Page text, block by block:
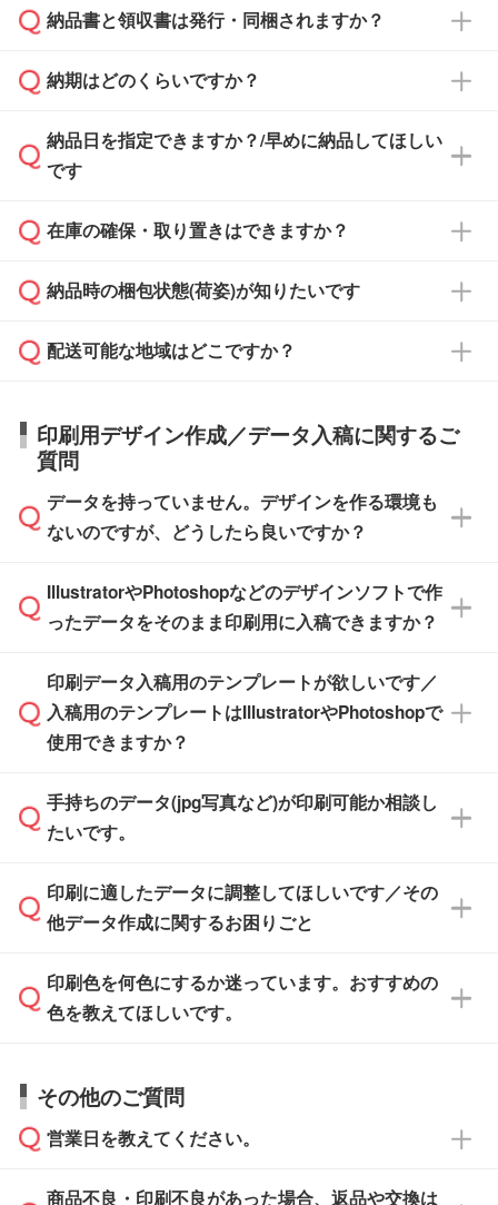
基本的には先入金をお願いしておりますが、自
どの場合は、月末締め翌月末払いに対応可能で
また、卒業・卒園記念品で対策委員会や個人様
校や幼稚園・保育園であれば、同様の条件でご
ご希望の際は担当スタッフまでお気軽にご相談
ください。
納品書と領収書は発行・同梱されますか？
納品書・領収書は ご依頼をいただいた場合の
ず、通常はPDFデータをメール添付でお送りし
ます。
たは注文フォームの『ご注文に関する備考欄』
納期はどのくらいですか？
・印刷する場合(500個程度)
ご入金、イメージ画像の校了から約2週間～2
ご入金確認後、1～2営業日で出荷いたしま
タッフまでお問い合わせください。
ル」に注文予定日をご入力いただくと、おおよ
その締切日や出荷目安をご確認いただけます。
品が決まりましたらお早めのご発注をお願いい
たします。
※土日祝日を除く営業日換算です。
※沖縄・離島は追加日数がかかります。
納品日を指定できますか？/早めに納品してほしい
です
ご希望の納期がある場合は、お問い合わせ・お
い。
応が可能かご案内いたします。
す。>>対象商品はこちら
※最短出荷日は商品によって異なります。各商
品ページにてご確認ください
在庫の確保・取り置きはできますか？
ご入金確認後に在庫を確保し、注文確定のご連
はできかねますので予めご了承ください。
納品時の梱包状態(荷姿)が知りたいです
商品によって異なります。各ページにある商品
す。(白箱、化粧箱、ブリスターパックなど)
【袋入り】 商品がひとつずつ袋に入っていま
す。(透明袋、デザイン袋など)
【個包装なし】 個包装がされていない状態で
※化粧箱から白箱への入れ替えや、オリジナル
箱の作成は原則承っておりません。
配送可能な地域はどこですか？
日本全国へお届けが可能です。なお、海外への
直接納品は行っておりませんので予めご了承く
ださい。
印刷用デザイン作成／データ入稿に関するご
質問
データを持っていません。デザインを作る環境も
ないのですが、どうしたら良いですか？
無料の「デザインシミュレーター」を使えば、
PCやスマホから簡単にデザインを作成できま
ザインソフトがなくても安心です。
また、「データ作成サービス
せいただければ、弊社にて無料でデザインデー
タを1点作成いたします。
IllustratorやPhotoshopなどのデザインソフトで作
ったデータをそのまま印刷用に入稿できますか？
IllustratorやPhotoshop、CLIP STUDIOなどのデ
ザインソフトでこだわりのデザインを作成した
い方は、完全データ入稿
積・ご注文フォームにアップロードしてご入稿
ください。
ご入稿後は経験豊富なスタッフがデータに不備
がないかチェックし、お客様と確認してから印
刷に進みますので、ご安心ください。
印刷データ入稿用のテンプレートが欲しいです／
入稿用のテンプレートはIllustratorやPhotoshopで
使用できますか？
一部商品は入稿用テンプレートのご用意があり
ます。各商品ページの『印刷方法・テンプレー
入稿用のテンプレートはPDF形式ですが、
IllustratorやPhotoshopで開いてご利用いただけ
方」をご確認ください。
手持ちのデータ(jpg写真など)が印刷可能か相談し
たいです。
印刷に適したデータ・解像度かどうか、担当ス
タッフが事前に確認いたします。
ムへ添付いただくか、担当スタッフ宛にメール
でお送りください。
い合わせください。
なお、印刷用データの作り方に関する詳細は、
印刷に適したデータに調整してほしいです／その
他データ作成に関するお困りごと
データ作成でお困りの際には、担当スタッフが
サポートいたしますのでお気軽にご相談くださ
から添付してお送りください。
しい
印刷色を何色にするか迷っています。おすすめの
色を教えてほしいです。
お見積・ご注文・
相談いただきますと、担当スタッフがお客様の
ご希望や商品の本体色を確認し、印刷色をご提
本体色がブラック、ネイビーなど濃色の場合は
その他のご質問
営業日を教えてください。
商品不良・印刷不良があった場合、返品や交換は